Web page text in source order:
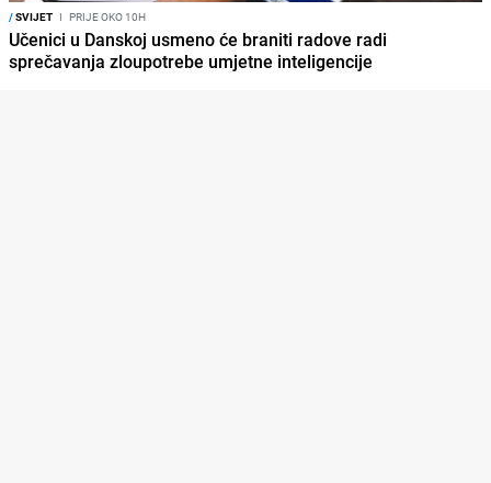
/SVIJET I PRIJE OKO 10H
Učenici u Danskoj usmeno će braniti radove radi
sprečavanja zloupotrebe umjetne inteligencije